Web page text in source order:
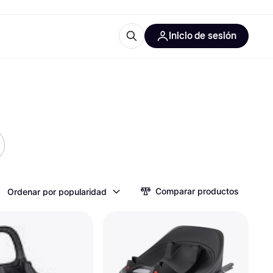
categorías
Inicio de sesión
Ordenar por popularidad Comparar productos